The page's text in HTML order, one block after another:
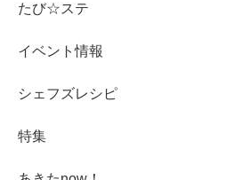
たび☆ステ
イベント情報
シェフズレシピ
特集